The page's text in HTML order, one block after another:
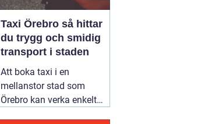
Taxi Örebro så hittar
du trygg och smidig
transport i staden
Att boka taxi i en
mellanstor stad som
Örebro kan verka enkelt.